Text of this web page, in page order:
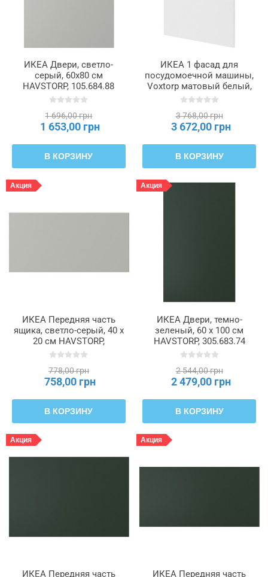
ИКЕА Двери, светло-
серый, 60x80 см
HAVSTORP, 105.684.88
1 696,00 грн
1 653,00 грн
В КОРЗИНУ
ИКЕА 1 фасад для
посудомоечной машины,
Voxtorp матовый белый,
60 см METOD МЕТОД,
3 768,00 грн
3 672,00 грн
В КОРЗИНУ
Акция
ИКЕА Передняя часть
ящика, светло-серый, 40 x
20 см HAVSTORP,
505.684.91
778,00 грн
758,00 грн
В КОРЗИНУ
Акция
ИКЕА Двери, темно-
зеленый, 60 x 100 см
HAVSTORP, 305.683.74
2 544,00 грн
2 479,00 грн
В КОРЗИНУ
Акция
ИКЕА Передняя часть
Акция
ИКЕА Передняя часть